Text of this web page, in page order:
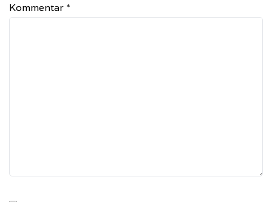
Kommentar *